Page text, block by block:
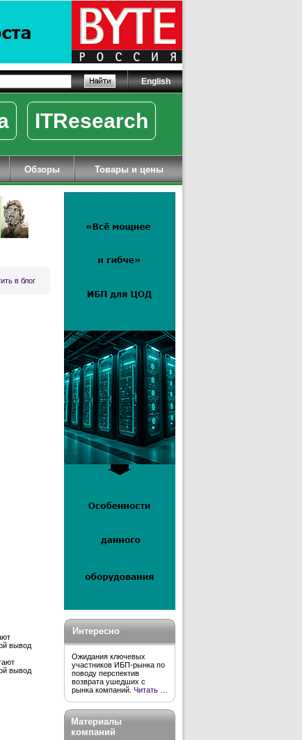
English
ITResearch
Обзоры Товары и цены
в блог
вывод
вывод
Интересно
Ожидания ключевых
участников ИБП-рынка по
поводу перспектив
возврата ушедших с
рынка компаний. Читать …
Материалы
компаний